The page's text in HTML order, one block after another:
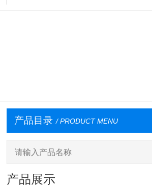
产品目录 / PRODUCT MENU
产品展示